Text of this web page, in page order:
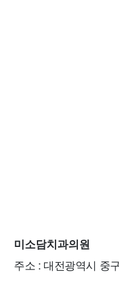
미소담치과의원
주소 : 대전광역시 중